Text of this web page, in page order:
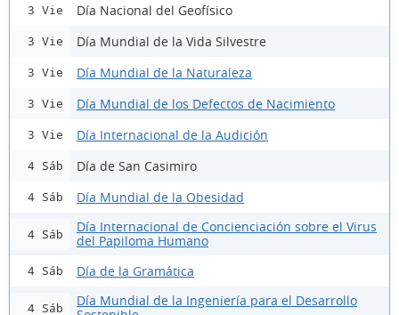
3 Vie Día Nacional del Geofísico
3 Vie Día Mundial de la Vida Silvestre
3 Vie Día Mundial de la Naturaleza
3 Vie Día Mundial de los Defectos de Nacimiento
3 Vie Día Internacional de la Audición
4 Sáb Día de San Casimiro
4 Sáb Día Mundial de la Obesidad
4 Sáb
Día Internacional de Concienciación sobre el Virus
del Papiloma Humano
4 Sáb Día de la Gramática
4 Sáb
Día Mundial de la Ingeniería para el Desarrollo